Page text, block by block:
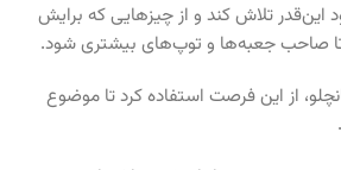
این‌قدر تلاش کند و از چیزهایی که برایش
صاحب جعبه‌ها و توپ‌های بیشتری شود.
از این فرصت استفاده کرد تا موضوع